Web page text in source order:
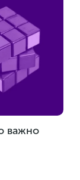
важно